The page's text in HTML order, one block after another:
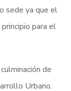
sede ya que el
para el
de
Urbano.